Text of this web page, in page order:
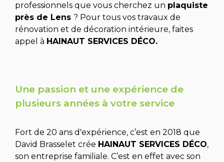
professionnels que vous cherchez un pl aquiste
près de Lens ? Pour tous vos travaux de
rénovation et de décoration intérieure, faites
appel à HAINAUT SERVICES DÉCO.
Une passion et une expérience de
plusieurs années à votre service
Fort de 20 ans d'expérience, c’est en 2018 que
David Brasselet crée HAINAUT SERVICES DÉCO,
son entreprise familiale. C’est en effet avec son